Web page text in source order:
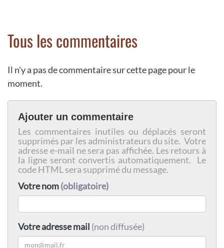
Tous les commentaires
Il n'y a pas de commentaire sur cette page pour le
moment.
Ajouter un commentaire
Les commentaires inutiles ou déplacés seront
supprimés par les administrateurs du site. Votre
adresse e-mail ne sera pas affichée. Les retours à
la ligne seront convertis automatiquement. Le
code HTML sera supprimé du message.
Votre nom(obligatoire)
Votre adresse mail (non diffusée)